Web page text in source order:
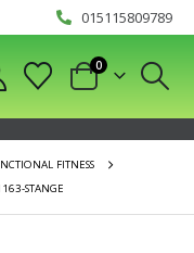
015115809789
0
FITNESS
STANGE